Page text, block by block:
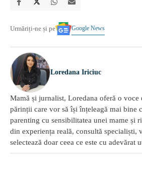
Urmăriți-ne și pe Google News
Loredana Iriciuc
Mamă și jurnalist, Loredana oferă o voce
părinții care vor să își înțeleagă mai bine
parenting cu sensibilitatea unei mame și
din experiența reală, consultă specialiști,
selectează doar ceea ce este cu adevărat